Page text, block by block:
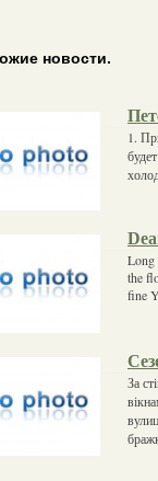
новости.
1.
Long
the
fine
За